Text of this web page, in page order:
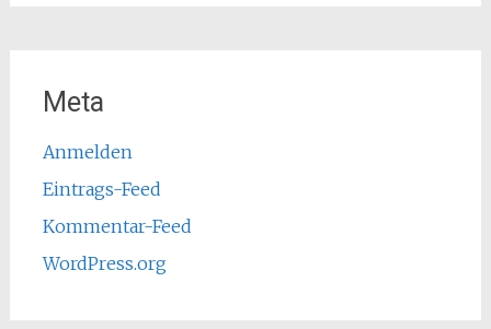
Meta
Anmelden
Eintrags-Feed
Kommentar-Feed
WordPress.org